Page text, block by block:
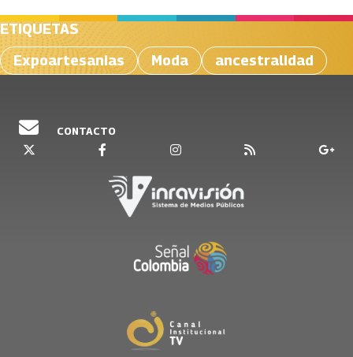
ETIQUETAS
Expoartesanias
Moda ancestralidad
CONTACTO